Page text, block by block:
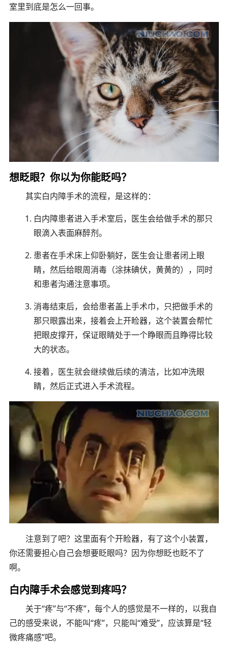
室里到底是怎么一回事。
想眨眼？你以为你能眨吗？
其实白内障手术的流程，是这样的：
白内障患者进入手术室后，医生会给做手术的那只
眼滴入表面麻醉剂。
患者在手术床上仰卧躺好，医生会让患者闭上眼
睛，然后给眼周消毒（涂抹碘伏，黄黄的），同时
和患者沟通注意事项。
消毒结束后，会给患者盖上手术巾，只把做手术的
那只眼露出来，接着会上开睑器，这个装置会帮忙
把眼皮撑开，保证眼睛处于一个睁眼而且睁得比较
大的状态。
接着，医生就会继续做后续的清洁，比如冲洗眼
睛，然后正式进入手术流程。
注意到了吧？这里面有个开睑器，有了这个小装置，
你还需要担心自己会想要眨眼吗？因为你想眨也眨不了
啊。
白内障手术会感觉到疼吗？
关于“疼”与“不疼”，每个人的感觉是不一样的，以我自
己的感受来说，不能叫“疼”，只能叫“难受”，应该算是“轻
微疼痛感”吧。